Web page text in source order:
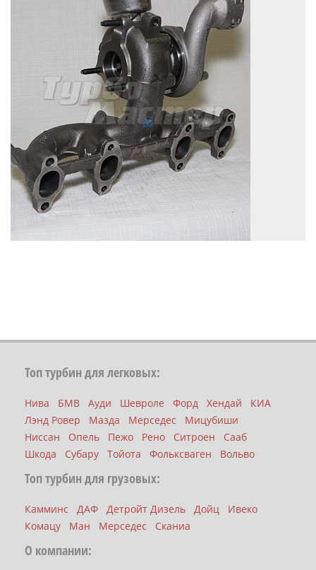
Топ турбин для легковых:
Нива БМВ Ауди Шевроле Форд Хендай
КИА
Лэнд Ровер
Мазда Мерседес
Мицубиши
Ниссан
Опель Пежо Рено Ситроен
Сааб
Шкода
Субару Тойота Фольксваген Вольво
Топ турбин для грузовых:
Камминс ДАФ Детройт Дизель Дойц
Ивеко
Комацу
Ман Мерседес Сканиа
О компании: